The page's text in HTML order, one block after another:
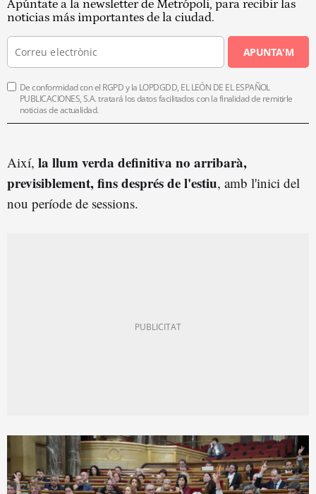
Apúntate a la newsletter de Metrópoli, para recibir las
noticias más importantes de la ciudad.
APUNTA'M
De conformidad con el RGPD y la LOPDGDD, EL LEÓN DE EL ESPAÑOL
PUBLICACIONES, S.A. tratará los datos facilitados con la finalidad de remitirle
noticias de actualidad.
Així, la llum verda definitiva no arribarà,
previsiblement, fins després de l'estiu, amb l'inici del
nou període de sessions.